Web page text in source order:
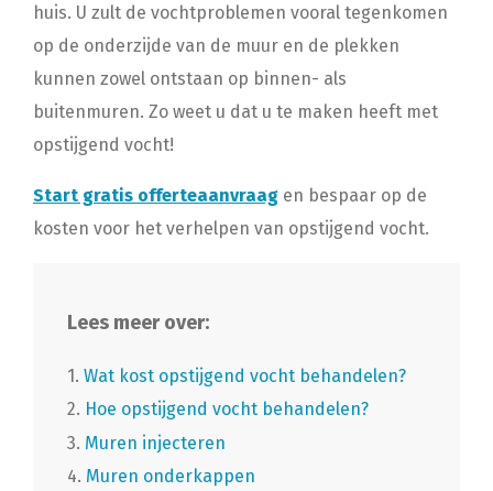
huis. U zult de vochtproblemen vooral tegenkomen
op de onderzijde van de muur en de plekken
kunnen zowel ontstaan op binnen- als
buitenmuren. Zo weet u dat u te maken heeft met
opstijgend vocht!
Start gratis offerteaanvraag en bespaar op de
kosten voor het verhelpen van opstijgend vocht.
Lees meer over:
1. Wat kost opstijgend vocht behandelen?
2. Hoe opstijgend vocht behandelen?
3. Muren injecteren
4. Muren onderkappen